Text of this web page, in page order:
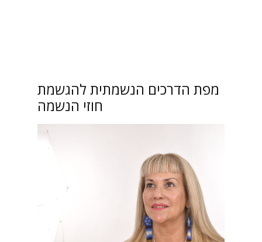
מפת הדרכים הנשמתית להגשמת
חוזי הנשמה